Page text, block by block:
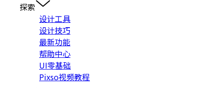
探索
设计工具
设计技巧
最新功能
帮助中心
UI零基础
Pixso视频教程